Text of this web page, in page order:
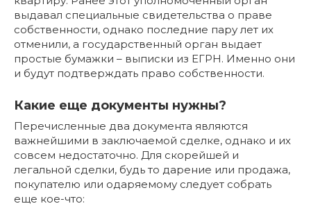
выдавал специальные свидетельства о праве
собственности, однако последние пару лет их
отменили, а государственный орган выдает
простые бумажки – выписки из ЕГРН. Именно они
и будут подтверждать право собственности.
Какие еще документы нужны?
Перечисленные два документа являются
важнейшими в заключаемой сделке, однако и их
совсем недостаточно. Для скорейшей и
легальной сделки, будь то дарение или продажа,
покупателю или одаряемому следует собрать
еще кое-что: